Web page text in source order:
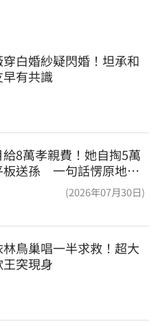
穿白婚紗疑閃婚！坦承和
早有共識
給8萬孝親費！她自掏5萬
板送孫 一句話愣原地
(2026年07月30日)
林鳥巢唱一半求救！超大
王突現身